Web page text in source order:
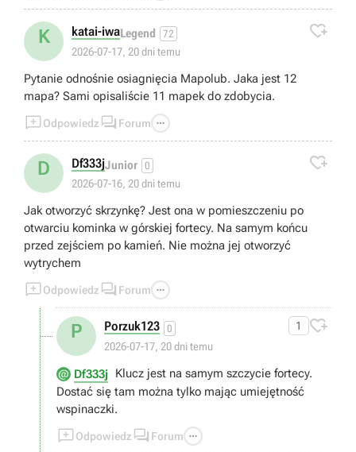
K katai-iwaLegend 72
2026-07-17, 20 dni temu

Pytanie odnośnie osiagnięcia Mapolub. Jaka jest 12
mapa? Sami opisaliście 11 mapek do zdobycia.
Odpowiedz  Forum 
D Df333jJunior 0
2026-07-16, 20 dni temu

Jak otworzyć skrzynkę? Jest ona w pomieszczeniu po
otwarciu kominka w górskiej fortecy. Na samym końcu
przed zejściem po kamień. Nie można jej otworzyć
wytrychem
Odpowiedz  Forum 
P Porzuk123 0
2026-07-17, 20 dni temu
1 
Df333j
Klucz jest na samym szczycie fortecy.
Dostać się tam można tylko mając umiejętność
wspinaczki.
Odpowiedz  Forum 